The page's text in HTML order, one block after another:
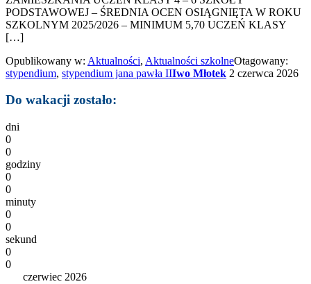
PODSTAWOWEJ – ŚREDNIA OCEN OSIĄGNIĘTA W ROKU
SZKOLNYM 2025/2026 – MINIMUM 5,70 UCZEŃ KLASY
[…]
Opublikowany w: Aktualności, Aktualności szkolneOtagowany:
stypendium, stypendium jana pawła IIIwo Młotek 2 czerwca 2026
Do wakacji zostało:
dni
0
0
godziny
0
0
minuty
0
0
sekund
0
0
czerwiec 2026